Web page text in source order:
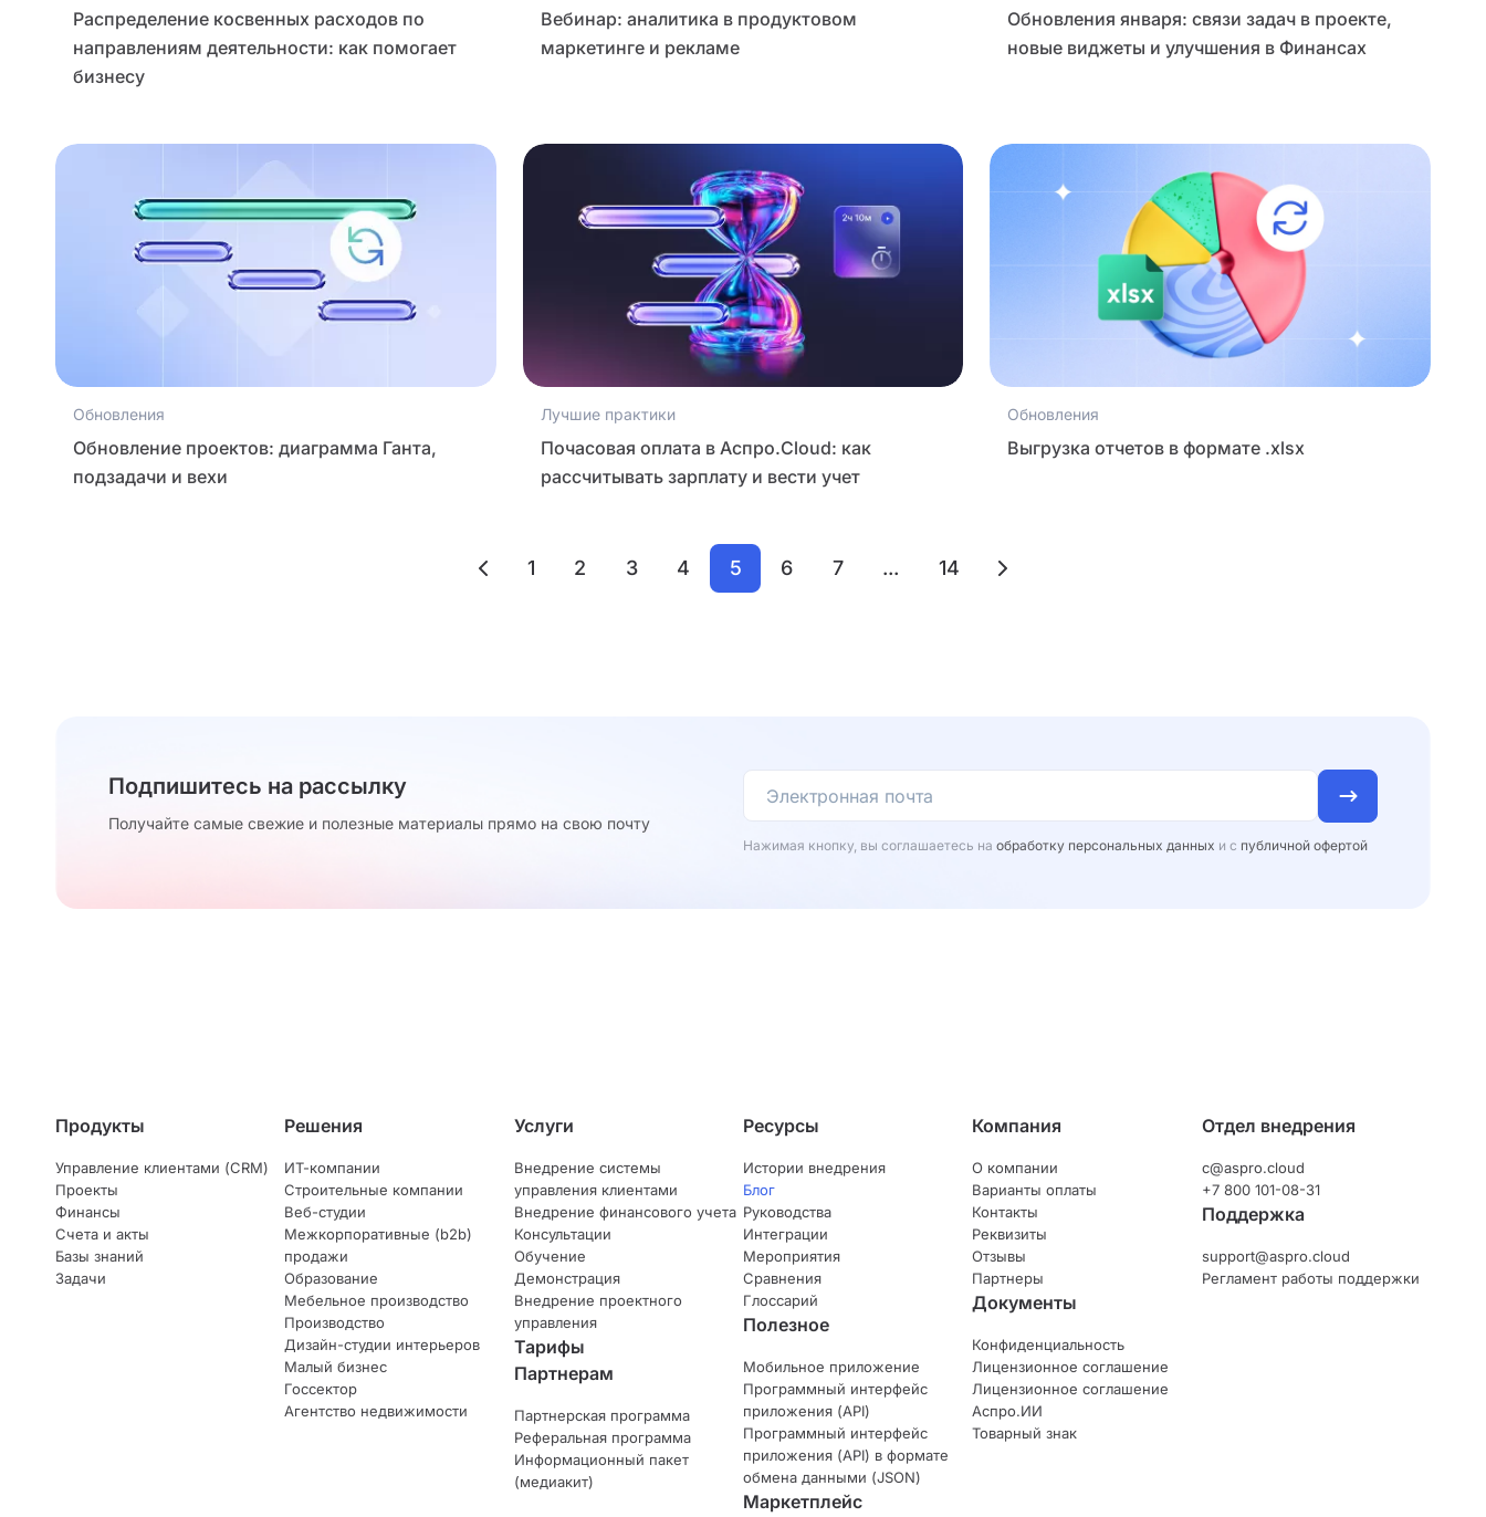
Распределение косвенных расходов по
направлениям деятельности: как помогает
бизнесу
Вебинар: аналитика в продуктовом
маркетинге и рекламе
Обновления января: связи задач в проекте,
новые виджеты и улучшения в Финансах
Обновления
Обновление проектов: диаграмма Ганта,
подзадачи и вехи
Лучшие практики
Почасовая оплата в Аспро.Cloud: как
рассчитывать зарплату и вести учет
Обновления
Выгрузка отчетов в формате .xlsx
1 2 3 4 5 6 7 ... 14
Подпишитесь на рассылку
Получайте самые свежие и полезные материалы прямо на свою почту
Нажимая кнопку, вы соглашаетесь на обработку персональных данных и с публичной офертой
Продукты
Управление клиентами (CRM)
Проекты
Финансы
Счета и акты
Базы знаний
Задачи
Решения
ИТ-компании
Строительные компании
Веб-студии
Межкорпоративные (b2b)
продажи
Образование
Мебельное производство
Производство
Дизайн-студии интерьеров
Малый бизнес
Госсектор
Агентство недвижимости
Услуги
Внедрение системы
управления клиентами
Внедрение финансового учета
Консультации
Обучение
Демонстрация
Внедрение проектного
управления
Тарифы
Партнерам
Партнерская программа
Реферальная программа
Информационный пакет
(медиакит)
Ресурсы
Истории внедрения
Блог
Руководства
Интеграции
Мероприятия
Сравнения
Глоссарий
Полезное
Мобильное приложение
Программный интерфейс
приложения (API)
Программный интерфейс
приложения (API) в формате
обмена данными (JSON)
Маркетплейс
Компания
О компании
Варианты оплаты
Контакты
Реквизиты
Отзывы
Партнеры
Документы
Конфиденциальность
Лицензионное соглашение
Лицензионное соглашение
Аспро.ИИ
Товарный знак
Отдел внедрения
c@aspro.cloud
+7 800 101-08-31
Поддержка
support@aspro.cloud
Регламент работы поддержки